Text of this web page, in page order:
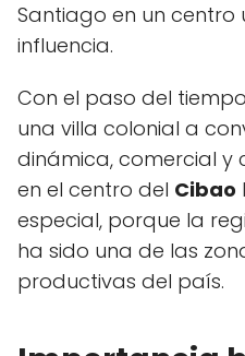
Santiago en un
influencia.
Con el paso del
una villa colonial a
dinámica, comercial y
en el centro del Cibao
especial, porque la
ha sido una de las
productivas del país.